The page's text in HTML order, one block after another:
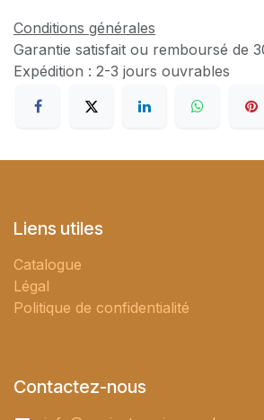
Conditions générales
Garantie satisfait ou remboursé de
Expédition : 2-3 jours ouvrables
Liens utiles
Catalogue
Légal
Politique de confidentialité
Contactez-nous